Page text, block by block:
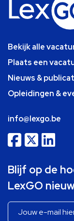
Bekijk alle
Plaats een
Nieuws &
Opleidingen &
info@lexgo.be
Blijf op de
LexGO